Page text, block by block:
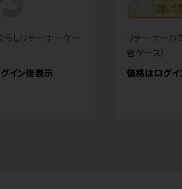
らしリテーナーケー
イン後表示
リテーナーハ
管ケース）
価格はログ